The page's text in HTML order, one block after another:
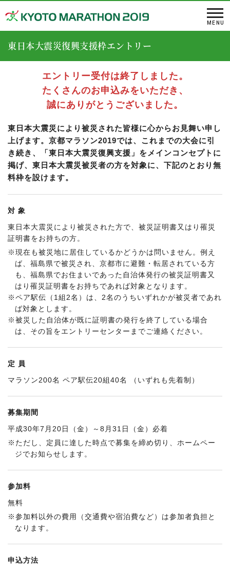
東日本大震災復興支援枠エントリー
エントリー受付は終了しました。
たくさんのお申込みをいただき、
誠にありがとうございました。
東日本大震災により被災された皆様に心からお見舞い申し
上げます。 京都マラソン2019では、これまでの大会に引
き続き、「東日本大震災復興支援」をメインコンセプトに
掲げ、 東日本大震災被災者の方を対象に、下記のとおり無
料枠を設けます。
対 象
東日本大震災により被災された方で、被災証明書又はり罹災
証明書をお持ちの方。
※現在も被災地に居住しているかどうかは問いません。例え
ば、福島県で被災され、京都市に避難・転居されている方
も、福島県でお住まいであった自治体発行の被災証明書又
はり罹災証明書をお持ちであれば対象となります。
※ペア駅伝（1組2名）は、2名のうちいずれかが被災者であれ
ば対象とします。
※被災した自治体が既に証明書の発行を終了している場合
は、その旨をエントリーセンターまでご連絡ください。
定 員
マラソン200名 ペア駅伝20組40名 （いずれも先着制）
募集期間
平成30年7月20日（金）～8月31日（金）必着
※ただし、定員に達した時点で募集を締め切り、ホームペー
ジでお知らせします。
参加料
無料
※参加料以外の費用（交通費や宿泊費など）は参加者負担と
なります。
申込方法